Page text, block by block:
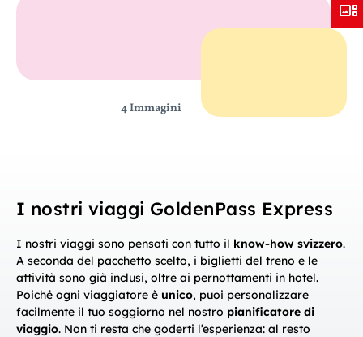
4 Immagini
I nostri viaggi GoldenPass Express
I nostri viaggi sono pensati con tutto il know-how svizzero.
A seconda del pacchetto scelto, i biglietti del treno e le
attività sono già inclusi, oltre ai pernottamenti in hotel.
Poiché ogni viaggiatore è unico, puoi personalizzare
facilmente il tuo soggiorno nel nostro pianificatore di
viaggio. Non ti resta che goderti l’esperienza: al resto